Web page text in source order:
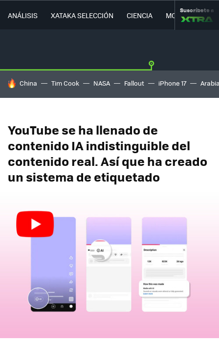
ANÁLISIS XATAKA SELECCIÓN CIENCIA MOVILIDAD
Suscríbete a
HOY SE HABLA DE
China Tim Cook NASA Fallout iPhone 17
YouTube se ha llenado de
contenido IA indistinguible del
contenido real. Así que ha creado
un sistema de etiquetado